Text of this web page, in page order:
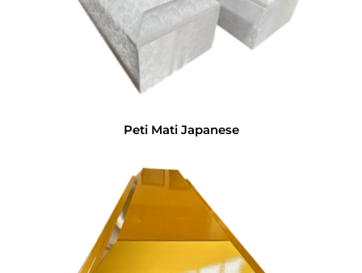
Peti Mati Japanese